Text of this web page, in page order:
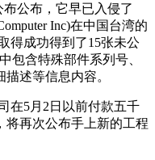
公布，它早已入侵了
Inc)在中国台湾的
得成功得到了15张未公
包含特殊部件系列号、
述等信息内容。
在5月2日以前付款五千
将再次公布手上新的工程